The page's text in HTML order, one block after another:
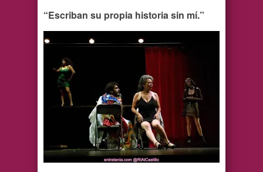
“Escriban su propia historia sin mí.”